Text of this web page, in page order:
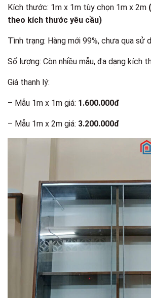
Kích thước: 1m x 1m tùy chọn 1m x 2m
theo kích thước yêu cầu)
Tình trạng: Hàng mới 99%, chưa qua sử
Số lượng: Còn nhiều mẫu, đa dạng kích
Giá thanh lý:
– Mẫu 1m x 1m giá: 1.600.000đ
– Mẫu 1m x 2m giá: 3.200.000đ